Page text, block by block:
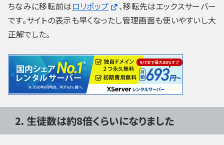
ちなみに移転前はロリポップ
、移転先はエックスサーバー
です。サイトの表示も早くなったし管理画面も使いやすいし大
正解でした。
2. 生徒数は約8倍くらいになりました